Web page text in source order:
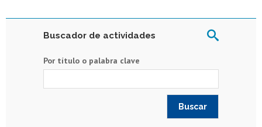
Buscador de actividades
Por título o palabra clave